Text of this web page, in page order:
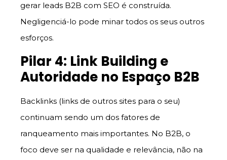
gerar leads B2B com SEO é construída.
Negligenciá-lo pode minar todos os seus outros
esforços.
Pilar 4: Link Building e
Autoridade no Espaço B2B
Backlinks (links de outros sites para o seu)
continuam sendo um dos fatores de
ranqueamento mais importantes. No B2B, o
foco deve ser na qualidade e relevância, não na